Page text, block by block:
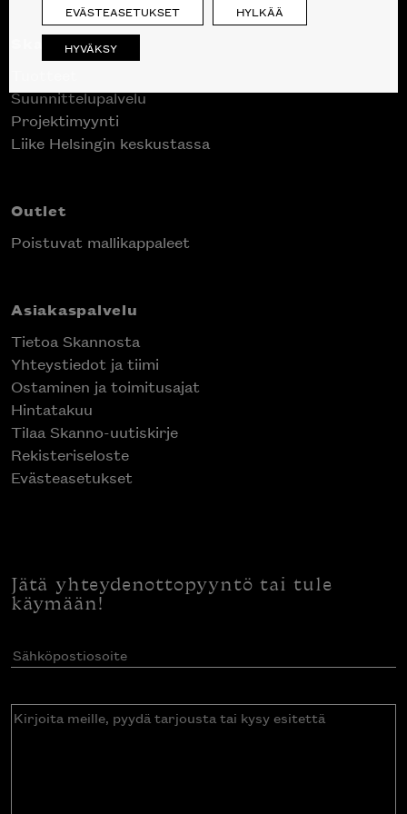
Skanno
Suunnittelupalvelu
Projektimyynti
Liike Helsingin keskustassa
Outlet
Poistuvat mallikappaleet
Asiakaspalvelu
Tietoa Skannosta
Yhteystiedot ja tiimi
Ostaminen ja toimitusajat
Hintatakuu
Tilaa Skanno-uutiskirje
Rekisteriseloste
Evästeasetukset
Jätä yhteydenottopyyntö tai tule
käymään!
Sähköpostiosoite(Pakollinen)
Kirjoita
EVÄSTEASETUKSET HYLKÄÄ
HYVÄKSY